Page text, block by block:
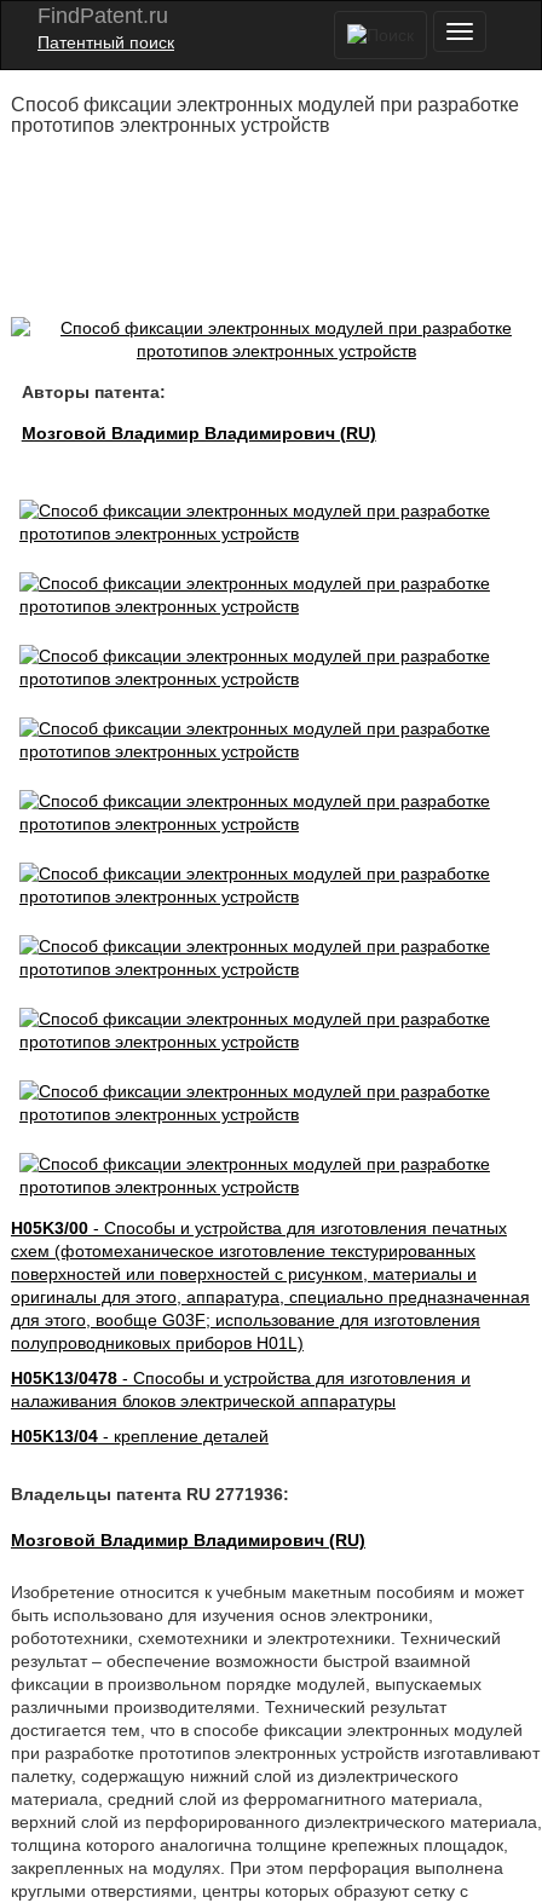
FindPatent.ru
Патентный поиск
Способ фиксации электронных модулей при разработке
прототипов электронных устройств
Авторы патента:
Мозговой Владимир Владимирович (RU)
H05K3/00- Способы и устройства для изготовления печатных
схем (фотомеханическое изготовление текстурированных
поверхностей или поверхностей с рисунком, материалы и
оригиналы для этого, аппаратура, специально предназначенная
для этого, вообще G03F; использование для изготовления
полупроводниковых приборов H01L)
H05K13/0478- Способы и устройства для изготовления и
налаживания блоков электрической аппаратуры
H05K13/04- крепление деталей
Владельцы патента RU 2771936:
Мозговой Владимир Владимирович (RU)
Изобретение относится к учебным макетным пособиям и может
быть использовано для изучения основ электроники,
робототехники, схемотехники и электротехники. Технический
результат – обеспечение возможности быстрой взаимной
фиксации в произвольном порядке модулей, выпускаемых
различными производителями. Технический результат
достигается тем, что в способе фиксации электронных модулей
при разработке прототипов электронных устройств изготавливают
палетку, содержащую нижний слой из диэлектрического
материала, средний слой из ферромагнитного материала,
верхний слой из перфорированного диэлектрического материала,
толщина которого аналогична толщине крепежных площадок,
закрепленных на модулях. При этом перфорация выполнена
круглыми отверстиями, центры которых образуют сетку с